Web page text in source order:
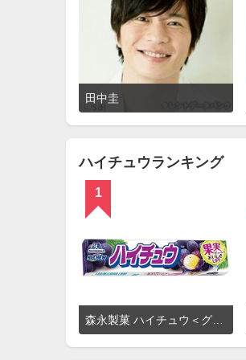
田中圭
ハイチュウランキング
1